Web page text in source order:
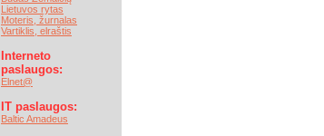
Lietuvos rytas
Moteris, žurnalas
Vartiklis, elraštis
Interneto
paslaugos:
Elnet@
IT paslaugos:
Baltic Amadeus